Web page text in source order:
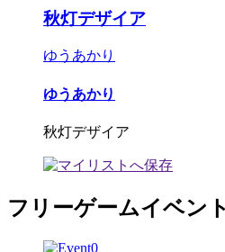
秋灯デザイア
ゆうあかり
ゆうあかり
秋灯デザイア
フリーゲームイベン